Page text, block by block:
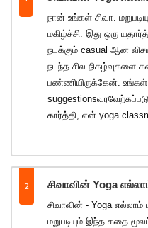
நான் உங்கள் சிவா.
மகிழ்ச்சி. இது ஒரு
நடக்கும் casual ஆன
நடந்த சில நிகழ்வுகளை
பண்ணியிருக்கேன். உங்கள்
கார்த்தி, என் yoga
2 சிவாவின் Yoga
சிவாவின் - Yoga
மறுபடியும் இந்த கதை